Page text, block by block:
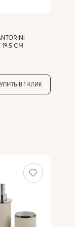
19.5 СМ
В 1 КЛИК